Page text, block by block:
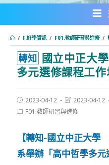
內
/ F.好學資訊 / F01.教師研習與進修 /
轉知 國立中正大
多元選修課程工作
Post
published:
2023-04-12
Post
last
modified:
2023-04-12
PostF01.教師研習與進修
【轉知-國立中正大
系舉辦「高中哲學多元